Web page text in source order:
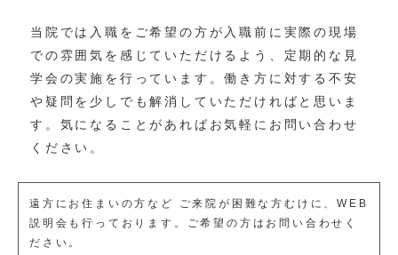
当院では入職をご希望の方が入職前に実際の現場
での雰囲気を感じていただけるよう、定期的な見
学会の実施を行っています。働き方に対する不安
や疑問を少しでも解消していただければと思いま
す。気になることがあればお気軽にお問い合わせ
ください。
遠方にお住まいの方など ご来院が困難な方むけに、WEB
説明会も行っております。ご希望の方はお問い合わせく
ださい。